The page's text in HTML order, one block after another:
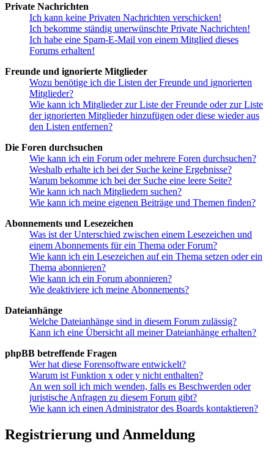
Private Nachrichten
Ich kann keine Privaten Nachrichten verschicken!
Ich bekomme ständig unerwünschte Private Nachrichten!
Ich habe eine Spam-E-Mail von einem Mitglied dieses
Forums erhalten!
Freunde und ignorierte Mitglieder
Wozu benötige ich die Listen der Freunde und ignorierten
Mitglieder?
Wie kann ich Mitglieder zur Liste der Freunde oder zur Liste
der ignorierten Mitglieder hinzufügen oder diese wieder aus
den Listen entfernen?
Die Foren durchsuchen
Wie kann ich ein Forum oder mehrere Foren durchsuchen?
Weshalb erhalte ich bei der Suche keine Ergebnisse?
Warum bekomme ich bei der Suche eine leere Seite?
Wie kann ich nach Mitgliedern suchen?
Wie kann ich meine eigenen Beiträge und Themen finden?
Abonnements und Lesezeichen
Was ist der Unterschied zwischen einem Lesezeichen und
einem Abonnements für ein Thema oder Forum?
Wie kann ich ein Lesezeichen auf ein Thema setzen oder ein
Thema abonnieren?
Wie kann ich ein Forum abonnieren?
Wie deaktiviere ich meine Abonnements?
Dateianhänge
Welche Dateianhänge sind in diesem Forum zulässig?
Kann ich eine Übersicht all meiner Dateianhänge erhalten?
phpBB betreffende Fragen
Wer hat diese Forensoftware entwickelt?
Warum ist Funktion x oder y nicht enthalten?
An wen soll ich mich wenden, falls es Beschwerden oder
juristische Anfragen zu diesem Forum gibt?
Wie kann ich einen Administrator des Boards kontaktieren?
Registrierung und Anmeldung